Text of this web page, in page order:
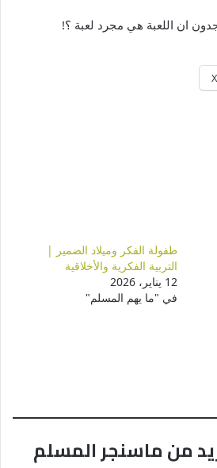
ان اللعبة هي مجرد لعبة ؟!
X
طفولة الفكر وميلاد الضمير |
التربية الفكرية والأخلاقية
12 يناير، 2026
في "ما يهم المسلم"
من ماسنجر المسلم